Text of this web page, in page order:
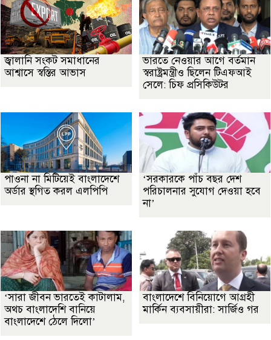
জ্বালানি সংকট সমাধানের
আশ্বাসে স্বস্তির আভাস
ভারতে নেওয়ার আগে বর্তমান
স্বরাষ্ট্রমন্ত্রীও ছিলেন টিএফআই
সেলে: চিফ প্রসিকিউটর
পাওনা না মিটিয়েই বাংলাদেশে
অর্ডার স্থগিত করল এলপিপি
‘সরকারকে পাঁচ বছর দেশ
পরিচালনার সুযোগ দেওয়া হবে
না’
‘সারা জীবন ভারতেই কাটালাম,
অথচ বাংলাদেশি বানিয়ে
বাংলাদেশে ঠেলে দিলো’
বাংলাদেশে বিনিয়োগে আগ্রহী
মার্কিন ব্যবসায়ীরা: সার্জিও গর